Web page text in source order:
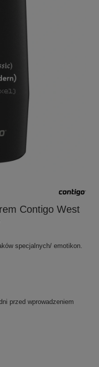
Contigo West
specjalnych/ emotikon.
przed wprowadzeniem